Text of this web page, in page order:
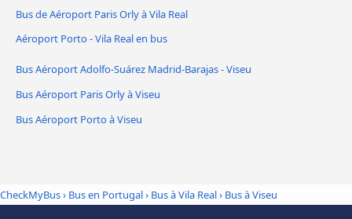
Bus de Aéroport Paris Orly à Vila Real
Aéroport Porto - Vila Real en bus
Bus Aéroport Adolfo-Suárez Madrid-Barajas - Viseu
Bus Aéroport Paris Orly à Viseu
Bus Aéroport Porto à Viseu
CheckMyBus› Bus en Portugal› Bus à Vila Real› Bus à Viseu